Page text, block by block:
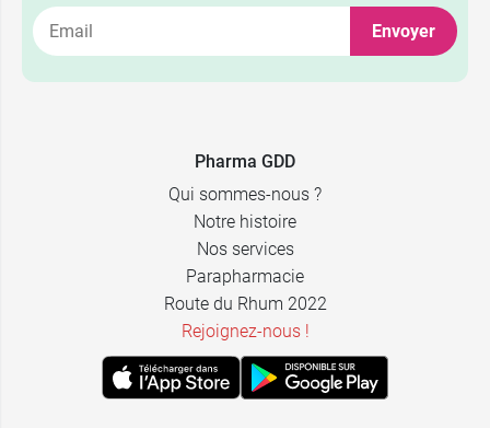
Envoyer
Pharma GDD
Qui sommes-nous ?
Notre histoire
Nos services
Parapharmacie
Route du Rhum 2022
Rejoignez-nous !